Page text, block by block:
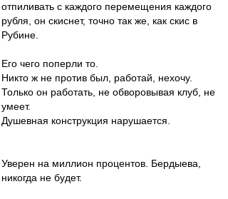
отпиливать с каждого перемещения каждого
рубля, он скиснет, точно так же, как скис в
Рубине.
Его чего поперли то.
Никто ж не против был, работай, нехочу.
Только он работать, не обворовывая клуб, не
умеет.
Душевная конструкция нарушается.
Уверен на миллион процентов. Бердыева,
никогда не будет.